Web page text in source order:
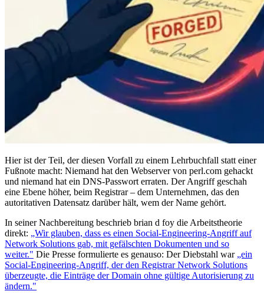
Hier ist der Teil, der diesen Vorfall zu einem Lehrbuchfall statt einer
Fußnote macht: Niemand hat den Webserver von perl.com gehackt
und niemand hat ein DNS-Passwort erraten. Der Angriff geschah
eine Ebene höher, beim Registrar – dem Unternehmen, das den
autoritativen Datensatz darüber hält, wem der Name gehört.
In seiner Nachbereitung beschrieb brian d foy die Arbeitstheorie
direkt: „Wir glauben, dass es einen Social-Engineering-Angriff auf
Network Solutions gab, mit gefälschten Dokumenten und so
weiter." Die Presse formulierte es genauso: Der Diebstahl war „ein
Social-Engineering-Angriff, der den Registrar Network Solutions
überzeugte, die Einträge der Domain ohne gültige Autorisierung zu
ändern."